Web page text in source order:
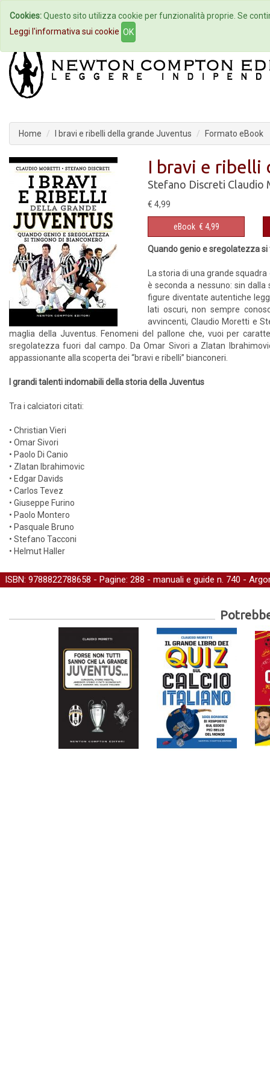
Home Autori Eventi
Home I bravi e ribelli della grande Juventus Formato eBook
I bravi e ribelli
Stefano Discreti Claudio
€ 4,99
eBook € 4,99
Quando genio e sregolatezza
La storia di una grande
è seconda a nessuno: sin
figure diventate autentiche
lati oscuri, non sempre
avvincenti, Claudio Moretti e
maglia della Juventus. Fenomeni del pallone che, vuoi per
sregolatezza fuori dal campo. Da Omar Sivori a Zlatan
appassionante alla scoperta dei “bravi e ribelli” bianconeri.
I grandi talenti indomabili della storia della Juventus
Tra i calciatori citati:
• Christian Vieri
• Omar Sivori
• Paolo Di Canio
• Zlatan Ibrahimovic
• Edgar Davids
• Carlos Tevez
• Giuseppe Furino
• Paolo Montero
• Pasquale Bruno
• Stefano Tacconi
• Helmut Haller
ISBN: 9788822788658 - Pagine: 288 - manuali e guide n. 740 -
Cookies:Questo sito utilizza cookie per funzionalità proprie. Se
Leggi l'informativa sui cookie OK